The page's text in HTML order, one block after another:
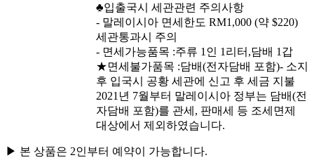
♣입출국시 세관관련 주의사항
- 말레이시아 면세한도 RM1,000 (약 $220)
세관통과시 주의
- 면세가능품목 :주류 1인 1리터,담배 1갑
★면세불가품목 :담배(전자담배 포함)- 소지
후 입국시 공황 세관에 신고 후 세금 지불
2021년 7월부터 말레이시아 정부는 담배(전
자담배 포함)를 관세, 판매세 등 조세면제
대상에서 제외하였습니다.
▶ 본 상품은 2인부터 예약이 가능합니다.